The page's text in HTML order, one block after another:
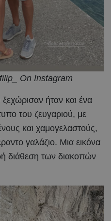
On Instagram
ήταν και ένα
του ζευγαριού, με
και χαμογελαστούς,
γαλάζιο. Μια εικόνα
διάθεση των διακοπών